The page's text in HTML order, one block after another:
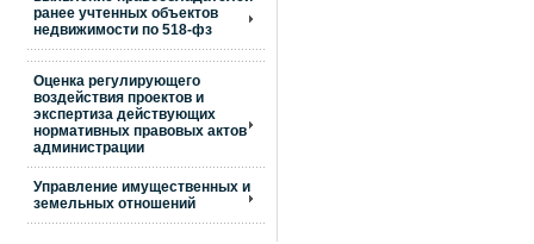
ранее учтенных объектов
недвижимости по 518-фз
Оценка регулирующего
воздействия проектов и
экспертиза действующих
нормативных правовых актов
администрации
Управление имущественных и
земельных отношений